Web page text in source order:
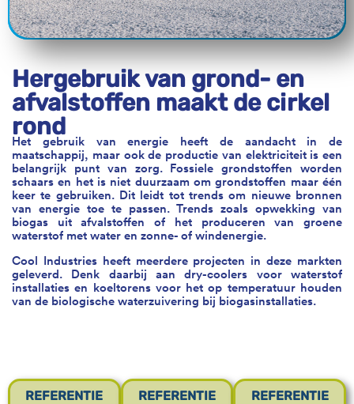
Hergebruik van grond- en
afvalstoffen maakt de cirkel
rond
Het gebruik van energie heeft de aandacht in de
maatschappij, maar ook de productie van elektriciteit is een
belangrijk punt van zorg. Fossiele grondstoffen worden
schaars en het is niet duurzaam om grondstoffen maar één
keer te gebruiken. Dit leidt tot trends om nieuwe bronnen
van energie toe te passen. Trends zoals opwekking van
biogas uit afvalstoffen of het produceren van groene
waterstof met water en zonne- of windenergie.
Cool Industries heeft meerdere projecten in deze markten
geleverd. Denk daarbij aan dry-coolers voor waterstof
installaties en koeltorens voor het op temperatuur houden
van de biologische waterzuivering bij biogasinstallaties.
REFERENTIE REFERENTIE REFERENTIE